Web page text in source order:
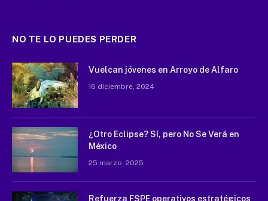
NO TE LO PUEDES PERDER
Vuelcan jóvenes en Arroyo de Alfaro
16 diciembre, 2024
¿Otro Eclipse? Sí, pero No Se Verá en
México
25 marzo, 2025
Refuerza FSPE operativos estratégicos